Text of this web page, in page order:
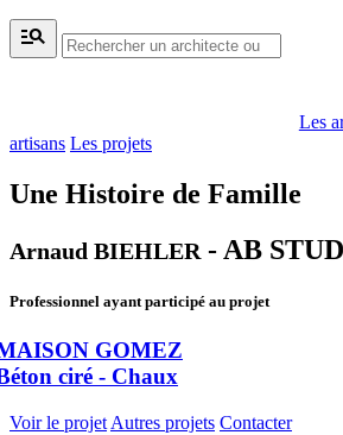
manage_search
Les
artisans Les projets
Une Histoire de Famille
Arnaud BIEHLER - AB
Professionnel ayant participé au projet
GOMEZ
ciré - Chaux
Voir le projet Autres projets Contacter